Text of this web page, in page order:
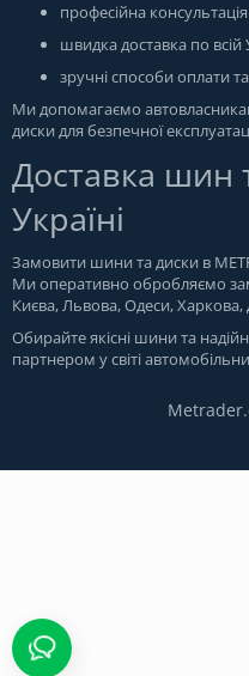
професійна
швидка доставка по всій
зручні способи оплати
Ми допомагаємо
диски для безпечної
Доставка шин
Україні
Замовити шини та диски в
Ми оперативно обробляємо
Києва, Львова, Одеси, Харкова,
Обирайте якісні шини та
партнером у світі